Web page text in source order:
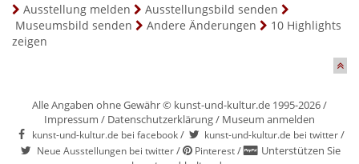
Ausstellung melden
Ausstellungsbild senden
Museumsbild senden
Andere Änderungen
10 Highlights
zeigen
Alle Angaben ohne Gewähr © kunst-und-kultur.de 1995-2026 /
Impressum / Datenschutzerklärung/ Museum anmelden
kunst-und-kultur.de bei facebook/ kunst-und-kultur.de bei twitter/
Neue Ausstellungen bei twitter/ Pinterest/
Unterstützen Sie